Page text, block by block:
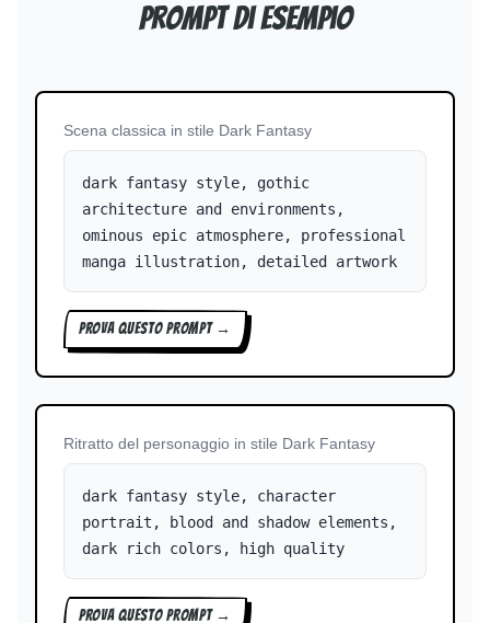
Prompt di esempio
Scena classica in stile Dark Fantasy
dark fantasy style, gothic
architecture and environments,
ominous epic atmosphere, professional
manga illustration, detailed artwork
PROVA QUESTO PROMPT →
Ritratto del personaggio in stile Dark Fantasy
dark fantasy style, character
portrait, blood and shadow elements,
dark rich colors, high quality
PROVA QUESTO PROMPT →